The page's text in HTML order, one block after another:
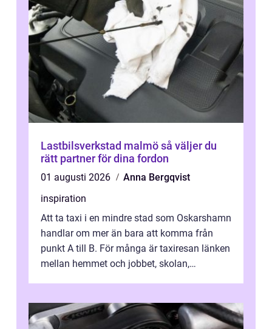
Lastbilsverkstad malmö så väljer du
rätt partner för dina fordon
01 augusti 2026
Anna Bergqvist
inspiration
Att ta taxi i en mindre stad som Oskarshamn
handlar om mer än bara att komma från
punkt A till B. För många är taxiresan länken
mellan hemmet och jobbet, skolan,